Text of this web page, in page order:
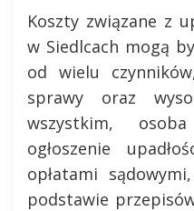
Koszty związane z
w Siedlcach mogą
od wielu
sprawy oraz
wszystkim,
ogłoszenie
opłatami
podstawie